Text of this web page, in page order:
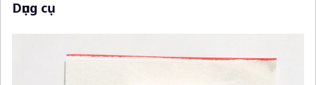
Dụng cụ